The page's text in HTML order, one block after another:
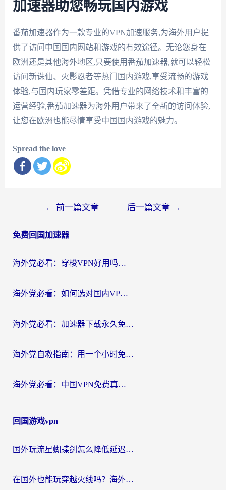
加速器助您畅玩国内游戏
番茄加速器作为一款专业的VPN加速服务,为海外用户提
供了访问中国国内网站和游戏的有效途径。无论您身在
欧洲还是其他海外地区,只要使用番茄加速器,就可以轻松
访问新诛仙、火影忍者等热门国内游戏,享受流畅的游戏
体验,与国内玩家零差距。凭借专业的网络技术和丰富的
运营经验,番茄加速器为海外用户带来了全新的访问体验,
让您在欧洲也能尽情享受中国国内游戏的魅力。
Spread the love
导
← 前一篇文章 后一篇文章 →
免费回国加速器
海外党必看：穿梭VPN好用吗？和云帆VPN对比哪个回国效果更好？附真实测评+避坑指南
海外党必看：如何选对国内VPN，实现无缝访问国内资源？
海外党必看：加速器下载永久免费版真的存在吗？教你无缝访问国内资源的正确姿势
海外党自救指南：用一个小时免费加速器，轻松打破国内资源访问壁垒？
海外党必看：中国VPN免费真的靠谱吗？手把手教你选对回国加速器
回国游戏vpn
国外玩流星蝴蝶剑怎么降低延迟？海外党必看的加速秘籍（含欧洲鸣潮&彩虹岛优化攻略）
在国外也能玩穿越火线吗？海外玩家国服游戏畅玩终极指南